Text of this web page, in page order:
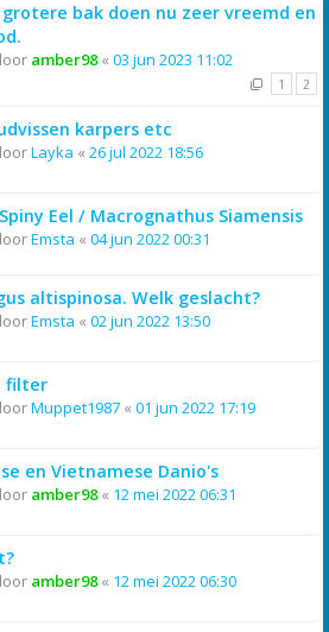
bak doen nu zeer vreemd en
amber98« 03 jun 2023 11:02
1 2
karpers etc
Layka « 26 jul 2022 18:56
Eel / Macrognathus Siamensis
Emsta « 04 jun 2022 00:31
altispinosa. Welk geslacht?
Emsta « 02 jun 2022 13:50
filter
Muppet1987 « 01 jun 2022 17:19
en Vietnamese Danio's
amber98« 12 mei 2022 06:31
amber98« 12 mei 2022 06:30